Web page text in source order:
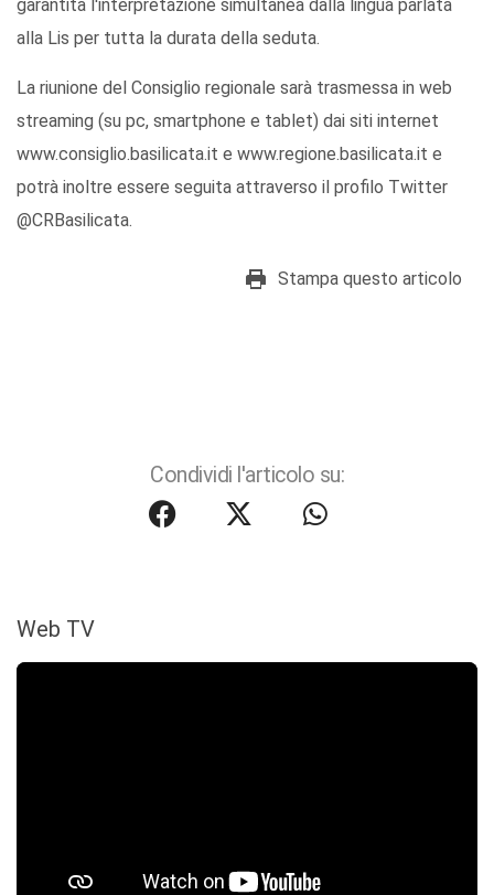
garantita l'interpretazione simultanea dalla lingua parlata
alla Lis per tutta la durata della seduta.
La riunione del Consiglio regionale sarà trasmessa in web
streaming (su pc, smartphone e tablet) dai siti internet
www.consiglio.basilicata.it e www.regione.basilicata.it e
potrà inoltre essere seguita attraverso il profilo Twitter
@CRBasilicata.
Stampa questo articolo
Condividi l'articolo su:
Web TV